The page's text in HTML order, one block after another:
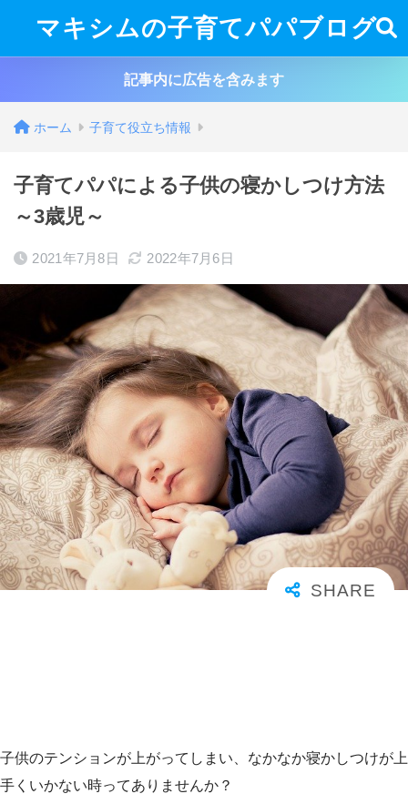
マキシムの子育てパパブログ
記事内に広告を含みます
ホーム 子育て役立ち情報
子育てパパによる子供の寝かしつけ方法
～3歳児～
2021年7月8日 2022年7月6日
子供のテンションが上がってしまい、なかなか寝かしつけが上
手くいかない時ってありませんか？